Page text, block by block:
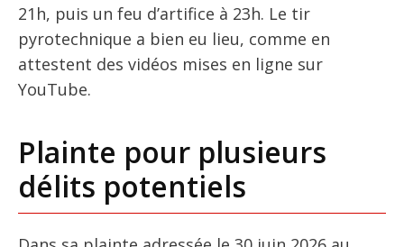
21h, puis un feu d’artifice à 23h. Le tir
pyrotechnique a bien eu lieu, comme en
attestent des vidéos mises en ligne sur
YouTube.
Plainte pour plusieurs
délits potentiels